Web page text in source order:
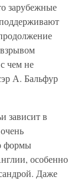
зарубежные
чем не
А. Бальфур
зависит в
формы
особенно
Даже